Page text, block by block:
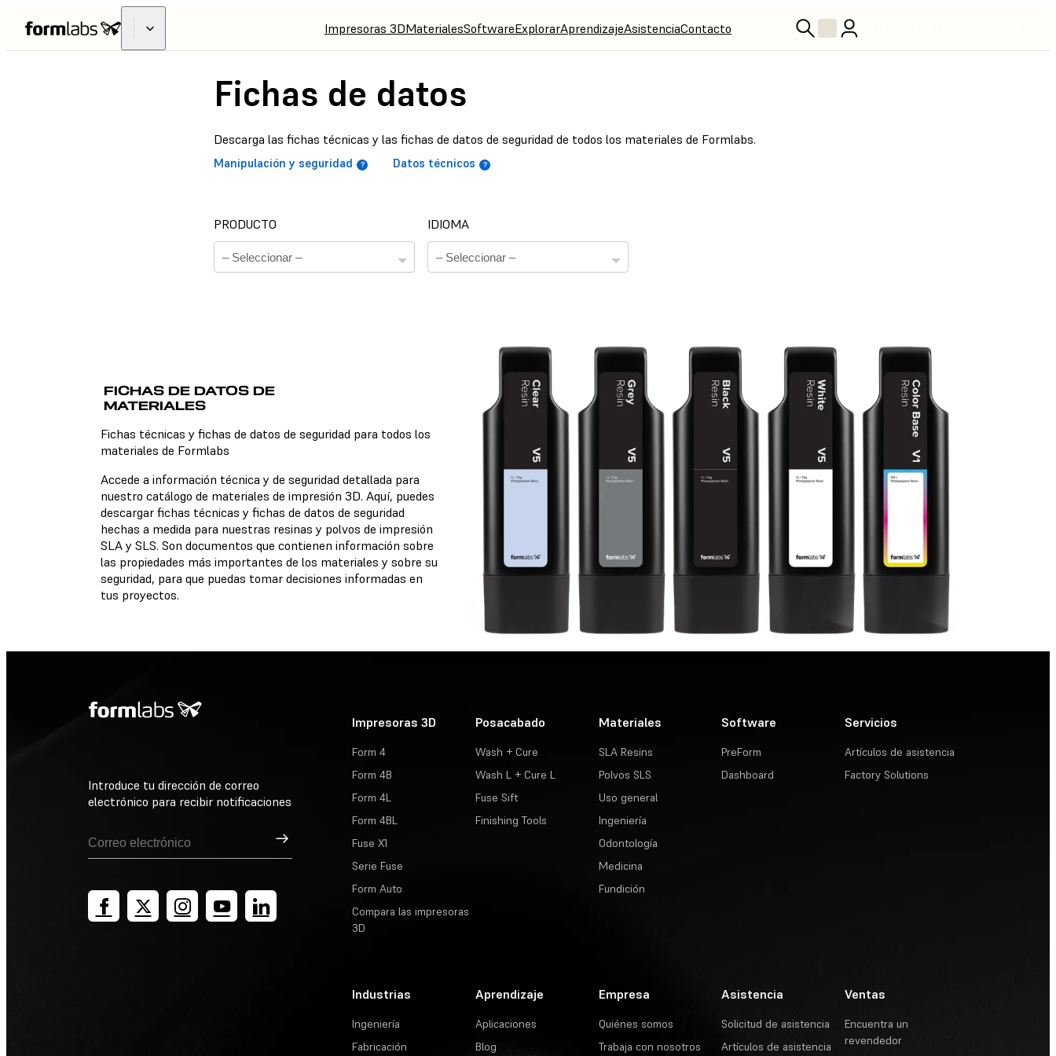
Impresoras 3DMaterialesSoftwareExplorarAprendizajeAsistenciaContacto
Fichas de datos
Descarga las fichas técnicas y las fichas de datos de seguridad de todos los materiales de Formlabs.
Manipulación y seguridad Datos técnicos
PRODUCTO IDIOMA
Fichas técnicas
disponible para el material
elegido.
Fichas de datos de
seguridad
No hay una ficha de datos de
seguridad disponible para el
material elegido.
FICHAS DE DATOS DE
MATERIALES
Fichas técnicas y fichas de datos de seguridad para todos los
materiales de Formlabs
Accede a información técnica y de seguridad detallada para
nuestro catálogo de materiales de impresión 3D. Aquí, puedes
descargar fichas técnicas y fichas de datos de seguridad
hechas a medida para nuestras resinas y polvos de impresión
SLA y SLS. Son documentos que contienen información sobre
las propiedades más importantes de los materiales y sobre su
seguridad, para que puedas tomar decisiones informadas en
tus proyectos.
Introduce tu dirección de correo
electrónico para recibir notificaciones
Suscribirse
Impresoras 3D
Form 4
Form 4B
Form 4L
Form 4BL
Fuse X1
Serie Fuse
Form Auto
Compara las impresoras
3D
Posacabado
Wash + Cure
Wash L + Cure L
Fuse Sift
Finishing Tools
Materiales
SLA Resins
Polvos SLS
Uso general
Ingeniería
Odontología
Medicina
Fundición
Software
PreForm
Dashboard
Servicios
Artículos de asistencia
Factory Solutions
Industrias
Ingeniería
Fabricación
Aprendizaje
Aplicaciones
Blog
Empresa
Quiénes somos
Trabaja con nosotros
Asistencia
Solicitud de asistencia
Artículos de asistencia
Ventas
Encuentra un
revendedor